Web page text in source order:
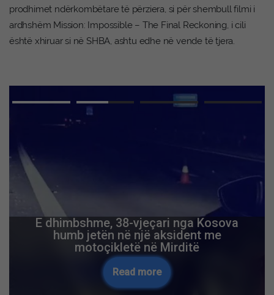
prodhimet ndërkombëtare të përziera, si për shembull filmi i
ardhshëm Mission: Impossible – The Final Reckoning, i cili
është xhiruar si në SHBA, ashtu edhe në vende të tjera.
E dhimbshme, 38-vjeçari nga Kosova
humb jetën në një aksident me
motoçikletë në Mirditë
Read more